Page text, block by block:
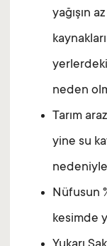
yağışın
neden
Tarım
yine su
Nüfusun
kesimde